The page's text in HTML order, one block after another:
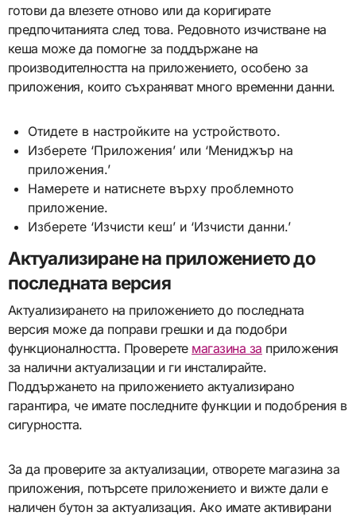
готови да влезете отново или да коригирате
предпочитанията след това. Редовното изчистване на
кеша може да помогне за поддържане на
производителността на приложението, особено за
приложения, които съхраняват много временни данни.
Отидете в настройките на устройството.
Изберете ‘Приложения’ или ‘Мениджър на
приложения.’
Намерете и натиснете върху проблемното
приложение.
Изберете ‘Изчисти кеш’ и ‘Изчисти данни.’
Актуализиране на приложението до
последната версия
Актуализирането на приложението до последната
версия може да поправи грешки и да подобри
функционалността. Проверете магазина за приложения
за налични актуализации и ги инсталирайте.
Поддържането на приложението актуализирано
гарантира, че имате последните функции и подобрения в
сигурността.
За да проверите за актуализации, отворете магазина за
приложения, потърсете приложението и вижте дали е
наличен бутон за актуализация. Ако имате активирани